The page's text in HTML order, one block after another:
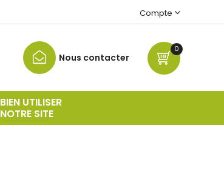
Compte
0
Nous contacter
BIEN UTILISER
NOTRE SITE